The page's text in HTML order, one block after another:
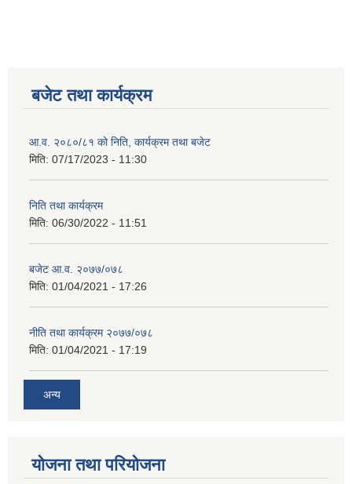
बजेट तथा कार्यक्रम
आ.व. २०८०/८१ को निति, कार्यक्रम तथा बजेट
मिति: 07/17/2023 - 11:30
निति तथा कार्यक्रम
मिति: 06/30/2022 - 11:51
बजेट आ.व. २०७७/०७८
मिति: 01/04/2021 - 17:26
नीति तथा कार्यक्रम २०७७/०७८
मिति: 01/04/2021 - 17:19
अन्य
योजना तथा परियोजना